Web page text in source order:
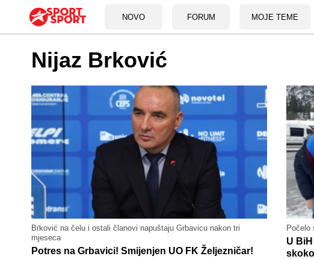
NOVO FORUM MOJE TEME
Nijaz Brković
Brković na čelu i ostali članovi napuštaju Grbavicu nakon tri
mjeseca
Potres na Grbavici! Smijenjen UO FK Željezničar!
Počelo
U